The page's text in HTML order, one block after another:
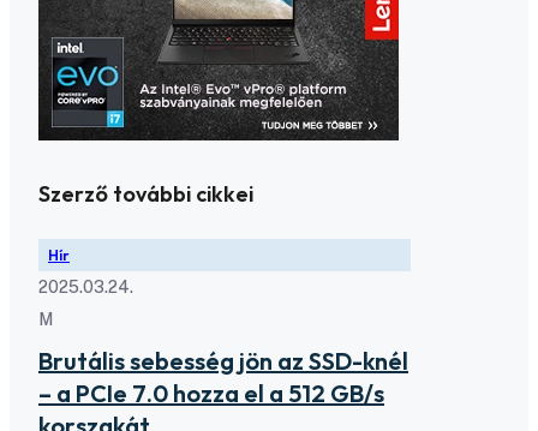
Szerző további cikkei
Hír
2025.03.24.
M
Brutális sebesség jön az SSD-knél
– a PCIe 7.0 hozza el a 512 GB/s